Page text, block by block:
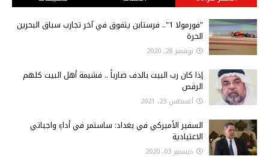
"فورمولا 1".. فرستابن يتفوق في آخر تجارب سباق البحرين
الحرة
نوفمبر 28, 2020
إذا كان رب البيت بالدف ضارباً .. فشيمة أهل البيت كلهم
الرقص
أغسطس 23, 2021
السفير الأميركي في بغداد: ساستمر في أداءِ واجباتي
الاعتيادية
ديسمبر 03, 2020